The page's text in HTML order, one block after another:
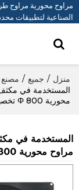
مراوح محورية مراوح
الصناعية لتطبيقات
منزل / جميع / مصنع
المستخدمة في مكثف
محورية Φ 800 تخصيص
المستخدمة في
مراوح محورية Φ 800 تخصيص